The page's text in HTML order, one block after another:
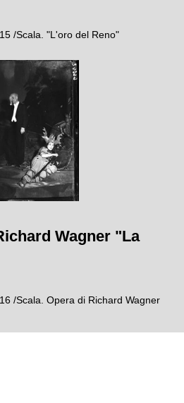
/Scala. "L'oro del Reno"
Wagner "La
/Scala. Opera di Richard Wagner